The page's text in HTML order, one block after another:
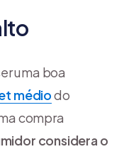
uma boa
médiodo
compra
considera o